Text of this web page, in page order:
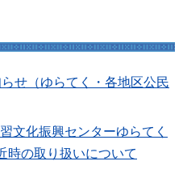
せ（ゆらてく・各地区公民
文化振興センターゆらてく
時の取り扱いについて